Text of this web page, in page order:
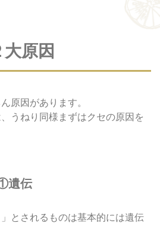
原因
原因があります。
うねり同様まずはクセの原因を
遺伝
とされるものは基本的には遺伝